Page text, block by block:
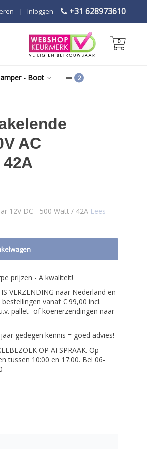
+31 628973610
Inloggen
|
0
- Boot
AC
12V DC - 500 Watt / 42A Lees
prijzen - A kwaliteit!
VERZENDING naar Nederland en
vanaf € 99,00 incl.
pallet- of koerierzendingen naar
gedegen kennis = goed advies!
OP AFSPRAAK. Op
tussen 10:00 en 17:00. Bel 06-